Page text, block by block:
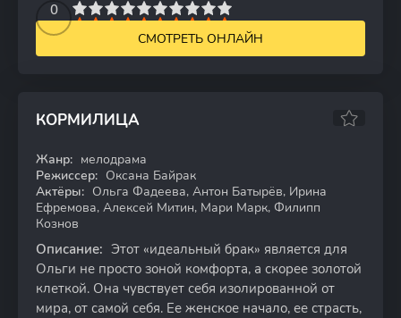
0
5 7 8 9 10
СМОТРЕТЬ ОНЛАЙН
КОРМИЛИЦА
WEBRip
Жанр: мелодрама
Режиссер: Оксана Байрак
Актёры: Ольга Фадеева, Антон Батырёв, Ирина
Ефремова, Алексей Митин, Мари Марк, Филипп
Кознов
Описание: Этот «идеальный брак» является для
Ольги не просто зоной комфорта, а скорее золотой
клеткой. Она чувствует себя изолированной от
мира, от самой себя. Ее женское начало, ее страсть,